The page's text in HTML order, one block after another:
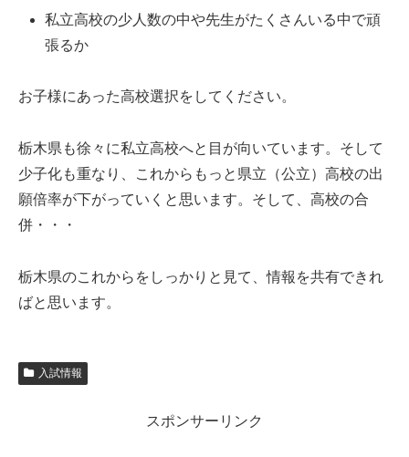
私立高校の少人数の中や先生がたくさんいる中で頑
張るか
お子様にあった高校選択をしてください。
栃木県も徐々に私立高校へと目が向いています。そして
少子化も重なり、これからもっと県立（公立）高校の出
願倍率が下がっていくと思います。そして、高校の合
併・・・
栃木県のこれからをしっかりと見て、情報を共有できれ
ばと思います。
入試情報
スポンサーリンク